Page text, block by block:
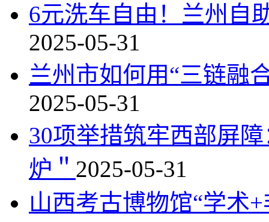
6元洗车自由！兰州自
2025-05-31
兰州市如何用“三链融
2025-05-31
30项举措筑牢西部屏
炉＂ 2025-05-31
山西考古博物馆“学术